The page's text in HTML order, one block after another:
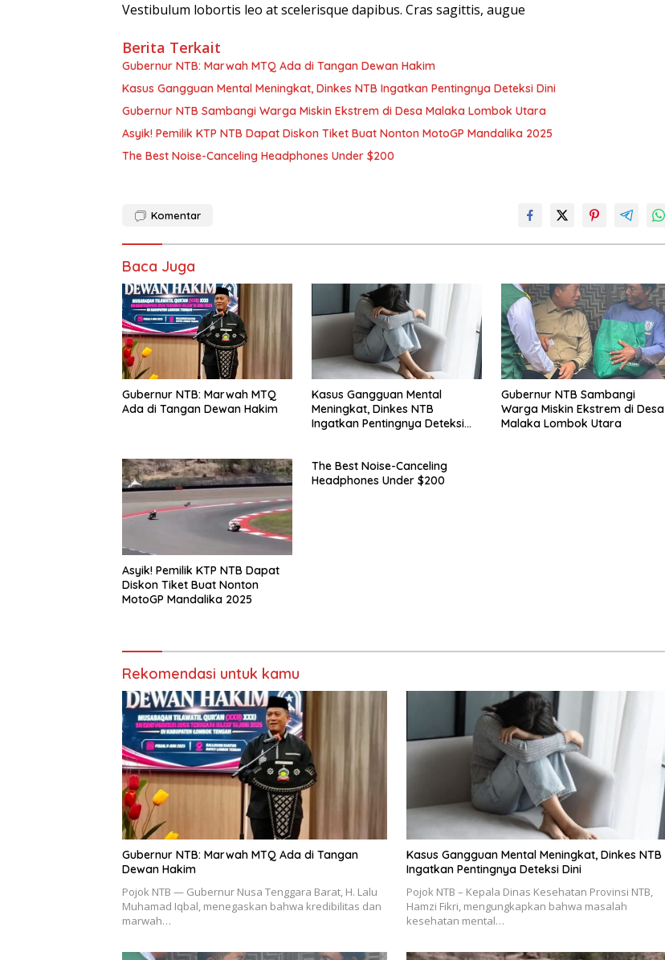
Vestibulum lobortis leo at scelerisque dapibus. Cras sagittis, augue
Berita Terkait
Gubernur NTB: Marwah MTQ Ada di Tangan Dewan Hakim
Kasus Gangguan Mental Meningkat, Dinkes NTB Ingatkan Pentingnya Deteksi Dini
Gubernur NTB Sambangi Warga Miskin Ekstrem di Desa Malaka Lombok Utara
Asyik! Pemilik KTP NTB Dapat Diskon Tiket Buat Nonton MotoGP Mandalika 2025
The Best Noise-Canceling Headphones Under $200
Komentar
Baca Juga
Gubernur NTB: Marwah MTQ
Ada di Tangan Dewan Hakim
Kasus Gangguan Mental
Meningkat, Dinkes NTB
Ingatkan Pentingnya Deteksi
Gubernur NTB Sambangi
Warga Miskin Ekstrem di Desa
Malaka Lombok Utara
Asyik! Pemilik KTP NTB Dapat
Diskon Tiket Buat Nonton
MotoGP Mandalika 2025
The Best Noise-Canceling
Headphones Under $200
Rekomendasi untuk kamu
Gubernur NTB: Marwah MTQ Ada di Tangan
Dewan Hakim
Pojok NTB — Gubernur Nusa Tenggara Barat, H. Lalu
Muhamad Iqbal, menegaskan bahwa kredibilitas dan
marwah…
Kasus Gangguan Mental Meningkat, Dinkes NTB
Ingatkan Pentingnya Deteksi Dini
Pojok NTB – Kepala Dinas Kesehatan Provinsi NTB,
Hamzi Fikri, mengungkapkan bahwa masalah
kesehatan mental…